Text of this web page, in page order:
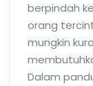
berpindah
orang
mungkin
Dalam